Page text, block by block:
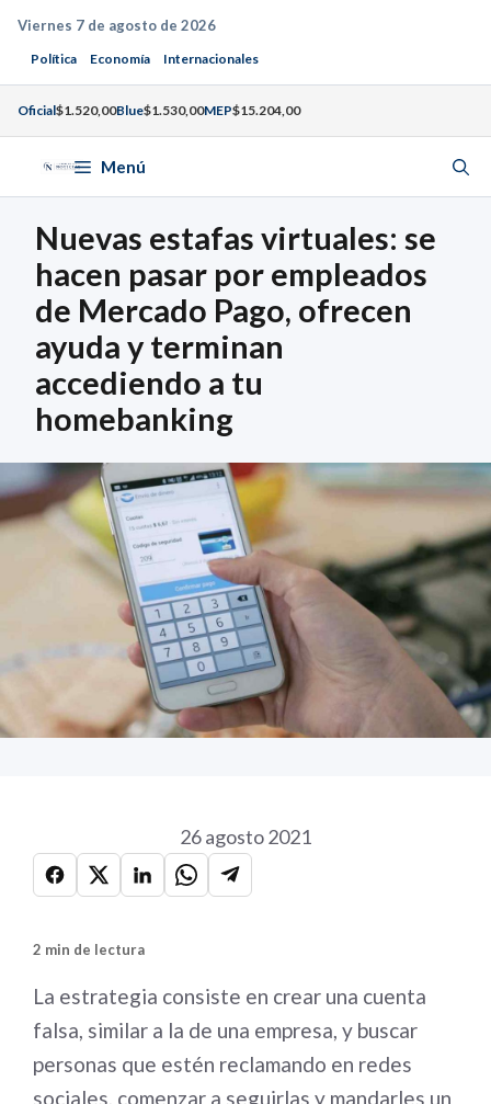
Saltar
contenido
Viernes 7 de agosto de 2026
Política Economía Internacionales
Oficial$1.520,00Blue$1.530,00MEP$15.204,00
Menú
Nuevas estafas virtuales: se
hacen pasar por empleados
de Mercado Pago, ofrecen
ayuda y terminan
accediendo a tu
homebanking
26 agosto 2021
2 min de lectura
La estrategia consiste en crear una cuenta
falsa, similar a la de una empresa, y buscar
personas que estén reclamando en redes
sociales, comenzar a seguirlas y mandarles un